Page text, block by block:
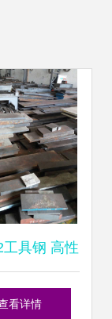
工具钢 高性
钢的卓越之
看详情